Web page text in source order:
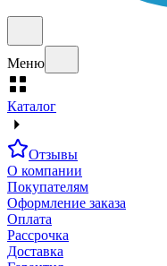
Меню
Каталог
Отзывы
О компании
Покупателям
Оформление заказа
Оплата
Рассрочка
Доставка